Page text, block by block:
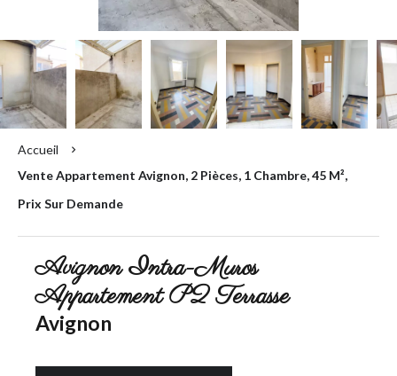
Accueil
Vente Appartement Avignon, 2 Pièces, 1 Chambre, 45 M²,
Prix Sur Demande
Avignon Intra-Muros
Appartement P2 Terrasse
Avignon